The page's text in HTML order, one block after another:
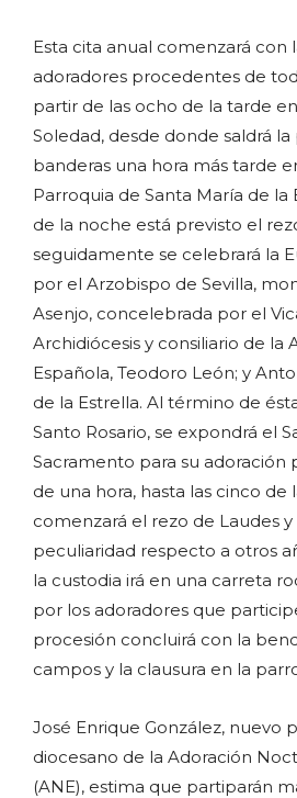
Esta cita anual comenzará con
adoradores procedentes de
partir de las ocho de la tarde
Soledad, desde donde saldrá
banderas una hora más tarde
Parroquia de Santa María de la
de la noche está previsto el
seguidamente se celebrará la
por el Arzobispo de Sevilla,
Asenjo, concelebrada por el
Archidiócesis y consiliario de la
Española, Teodoro León; y
de la Estrella. Al término de
Santo Rosario, se expondrá el
Sacramento para su adoración
de una hora, hasta las cinco
comenzará el rezo de Laudes
peculiaridad respecto a otros
la custodia irá en una carreta
por los adoradores que
procesión concluirá con la
campos y la clausura en la
José Enrique González, nuevo
diocesano de la Adoración
(ANE), estima que partiparán